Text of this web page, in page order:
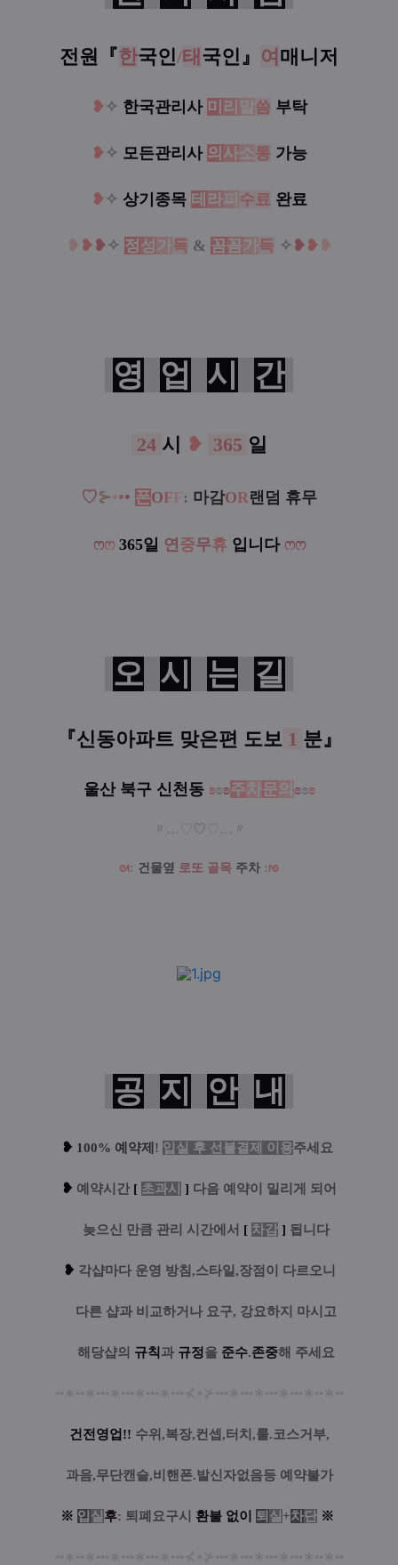
전원『한국인/태 국인』 여 매니저
❥ ✧ 한국관리사 미 리 말씀 부탁
❥ ✧ 모든관리사 의 사소통 가능
❥ ✧ 상기종목 테 라피 수료 완료
❥ ❥ ❥ ✧ 정성 가득 & 꼼꼼가득 ✧ ❥ ❥ ❥
영 업 시 간
24 시 ❥ 365 일
♡⊱••• 폰OFF: 마감OR랜덤 휴무
ෆෆ 365일 연중무휴 입니다 ෆෆ
오 시 는 길
『신동아파트 맞은편 도보 1 분』
울산 북구 신천동 ʚʚʚ주차문의 ɞɞɞ
〃… ♡ …〃
ᘛ: 건물옆 로또 골목 주차 : ᘚ
공 지 안 내
❥ 100% 예약제 ! 입실 후 선불결제 이용주세요
❥ 예 약시간 [ 초과시 ] 다음 예약이 밀리게 되어
늦으신 만큼 관리 시간에서 [ 차감 ] 됩니다
❥ 각샵마다 운영 방침,스타일,장점이 다르오니
다른 샵과 비교하거나 요구, 강요하지 마시고
해당샵의 규칙 과 규정을 준수.존중해 주세요
건전영업!! 수위,복장,컨셉,터치,룰.코스거부,
과음,무단캔슬,비핸폰.발신자없음등 예약불가
※ 입 실 후: 퇴폐요구시 환불 없이 퇴 실 +차단 ※